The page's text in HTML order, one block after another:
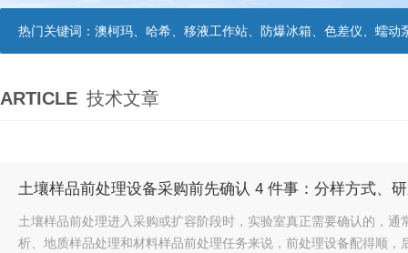
热门关键词： 澳柯玛、哈希、移液工作站、防爆冰箱、色差仪、蠕动
ARTICLE 技术文章
土壤样品前处理设备采购前先确认 4 件事：分样方式、
土壤样品前处理进入采购或扩容阶段时，实验室真正需要确认的，
析、地质样品处理和材料样品前处理任务来说，前处理设备配得顺，